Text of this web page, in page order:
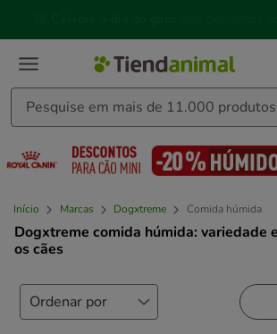
3,
mensagem,
Início Marcas Dogxtreme Comida húmida
Dogxtreme comida húmida: variedade
os cães